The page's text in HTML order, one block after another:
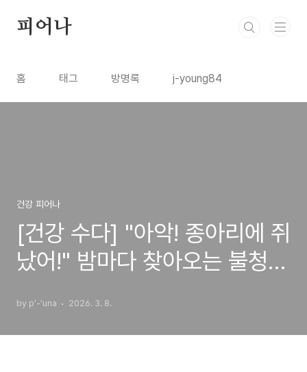
피어나
홈 태그 방명록 j-young84
건강 피어나
[건강 수다] "아악! 종아리에 쥐
났어!" 밤마다 찾아오는 불청
by p'-'una 2026. 3. 8.